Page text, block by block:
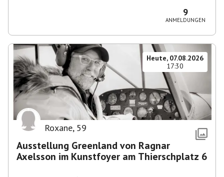
9
ANMELDUNGEN
Heute, 07.08.2026
17:30
Roxane, 59
Ausstellung Greenland von Ragnar
Axelsson im Kunstfoyer am Thierschplatz 6